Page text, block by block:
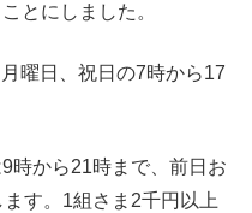
とにしました。
曜日、祝日の7時から17
時から21時まで、前日お
す。1組さま2千円以上